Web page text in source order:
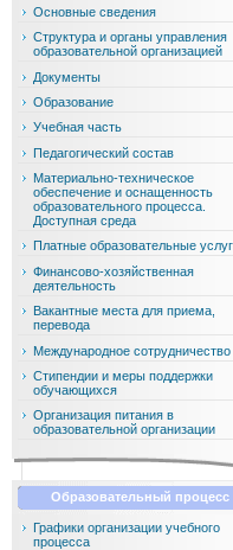
Основные сведения
Структура и органы управления
образовательной организацией
Документы
Образование
Учебная часть
Педагогический состав
Материально-техническое
обеспечение и оснащенность
образовательного процесса.
Доступная среда
Платные образовательные
Финансово-хозяйственная
деятельность
Вакантные места для приема,
перевода
Международное сотрудничество
Стипендии и меры поддержки
обучающихся
Организация питания в
образовательной организации
Образовательный процесс
Графики организации учебного
процесса